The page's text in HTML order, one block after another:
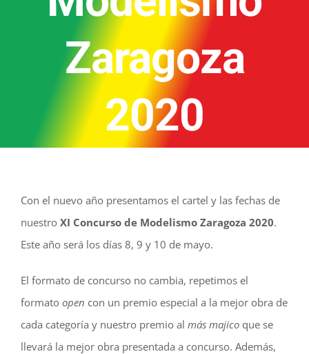
Zaragoza
2020
Con el nuevo año presentamos el cartel y las fechas de
nuestro XI Concurso de Modelismo Zaragoza 2020.
Este año será los días 8, 9 y 10 de mayo.
El formato de concurso no cambia, repetimos el
formato open con un premio especial a la mejor obra de
cada categoría y nuestro premio al más majico que se
llevará la mejor obra presentada a concurso. Además,